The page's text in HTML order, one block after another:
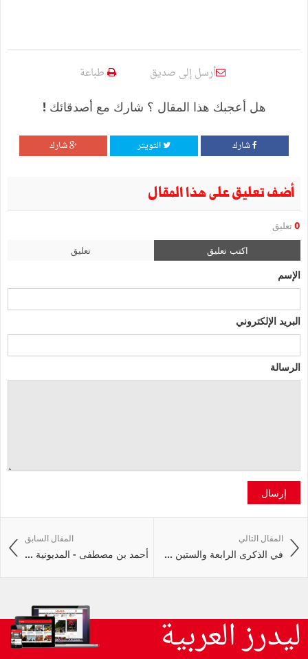
أرسل إلى صديق طباعة
هل أعجبك هذا المقال ؟ شارك مع أصدقائك !
شارك التويتر شارك
أضف تعليق على هذا المقال
0 تعليق
اكتب تعليق تعليق
الإسم
البريد الإلكتروني
الرسالة
إرسال
المقال السابق
أحمد بن مصطفى - المديونية ...
المقال التالي
في الذكرى الرابعة والستين ...
ليدرز العربية